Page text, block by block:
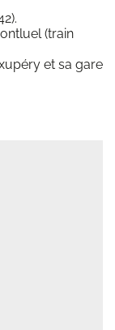
(train
et sa gare